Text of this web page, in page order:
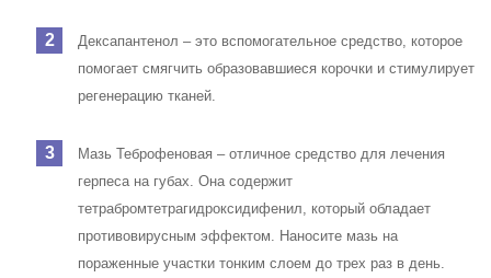
Дексапантенол – это вспомогательное средство, которое
помогает смягчить образовавшиеся корочки и стимулирует
регенерацию тканей.
Мазь Теброфеновая – отличное средство для лечения
герпеса на губах. Она содержит
тетрабромтетрагидроксидифенил, который обладает
противовирусным эффектом. Наносите мазь на
пораженные участки тонким слоем до трех раз в день.